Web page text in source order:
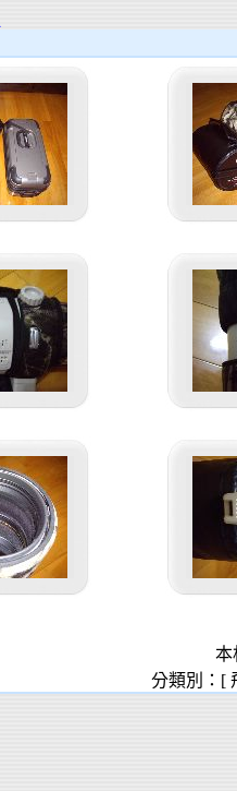
本
分類別：[